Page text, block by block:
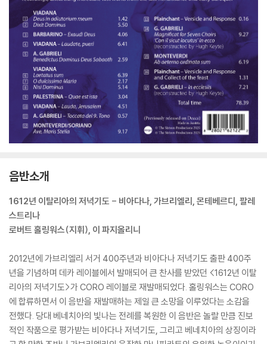
음반소개
1612년 이탈리아의 저녁기도 - 비아다나, 가브리엘리, 몬테베르디, 팔레
스트리나
로버트 홀링워스(지휘), 이 파지올리니
2012년에 가브리엘리 서거 400주년과 비아다나 저녁기도 출판 400주
년을 기념하며 데카 레이블에서 발매되어 큰 찬사를 받았던 <1612년 이탈
리아의 저녁기도>가 CORO 레이블로 재발매되었다. 홀링워스는 CORO
에 합류하면서 이 음반을 재발매하는 제일 큰 소망을 이루었다는 소감을
전했다. 당대 베네치아의 빛나는 전례를 복원한 이 음반은 놀랄 만큼 진보
적인 작품으로 평가받는 비아다나 저녁기도, 그리고 베네치아의 상징이라